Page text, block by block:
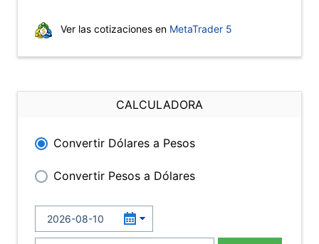
Ver las cotizaciones en MetaTrader 5
CALCULADORA
Convertir Dólares a Pesos
Convertir Pesos a Dólares